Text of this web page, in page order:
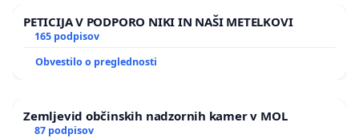
PETICIJA V PODPORO NIKI IN NAŠI METELKOVI
165 podpisov
Obvestilo o preglednosti
Zemljevid občinskih nadzornih kamer v MOL
87 podpisov